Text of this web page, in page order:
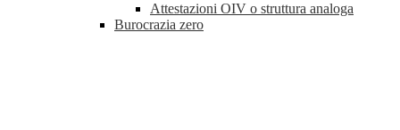
Attestazioni OIV o struttura analoga
Burocrazia zero